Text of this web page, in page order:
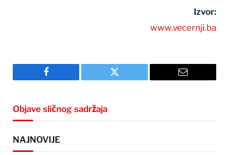
Izvor:
www.vecernji.ba
Facebook Twitter Email
Objave sličnog sadržaja
NAJNOVIJE